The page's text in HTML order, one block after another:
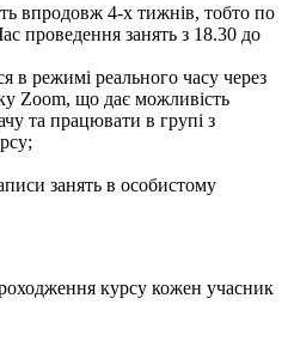
впродовж 4-х тижнів, тобто по
проведення занять з 18.30 до
в режимі реального часу через
Zoom, що дає можливість
та працювати в групі з
занять в особистому
курсу кожен учасник